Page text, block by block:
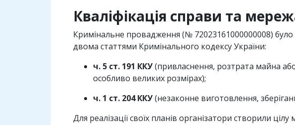
Кваліфікація справи та
Кримінальне провадження (№ 72023161000000008) було
двома статтями Кримінального кодексу України:
ч. 5 ст. 191 ККУ(привласнення, розтрата майна
особливо великих розмірах);
ч. 1 ст. 204 ККУ(незаконне виготовлення,
Для реалізації своїх планів організатори створили